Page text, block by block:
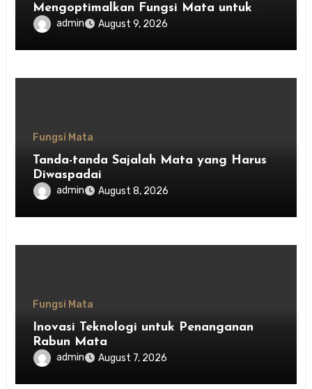
Mengoptimalkan Fungsi Mata untuk
Kesehatan Optimal
admin August 9, 2026
Fungsi Mata
Tanda-tanda Sajalah Mata yang Harus
Diwaspadai
admin August 8, 2026
Fungsi Mata
Inovasi Teknologi untuk Penanganan
Rabun Mata
admin August 7, 2026